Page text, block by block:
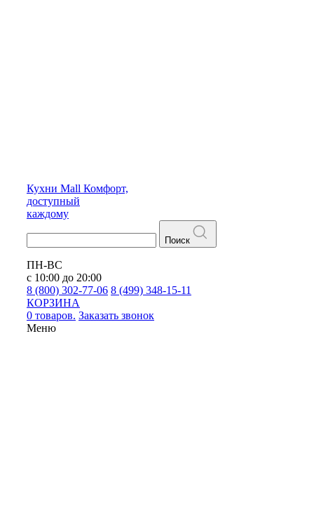
Кухни Mall Комфорт,
доступный
каждому
Поиск
ПН-ВС
с 10:00 до 20:00
8 (800) 302-77-06 8 (499) 348-15-11
КОРЗИНА
0 товаров. Заказать звонок
Меню